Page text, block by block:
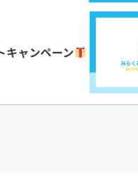
キャンペーン